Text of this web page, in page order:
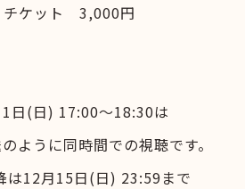
チケット 3,000円
日(日) 17:00～18:30は
ように同時間での視聴です。
は12月15日(日) 23:59まで